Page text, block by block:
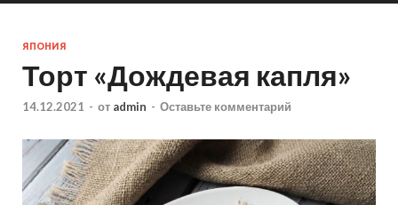
ЯПОНИЯ
Торт «Дождевая капля»
14.12.2021 - от admin - Оставьте комментарий